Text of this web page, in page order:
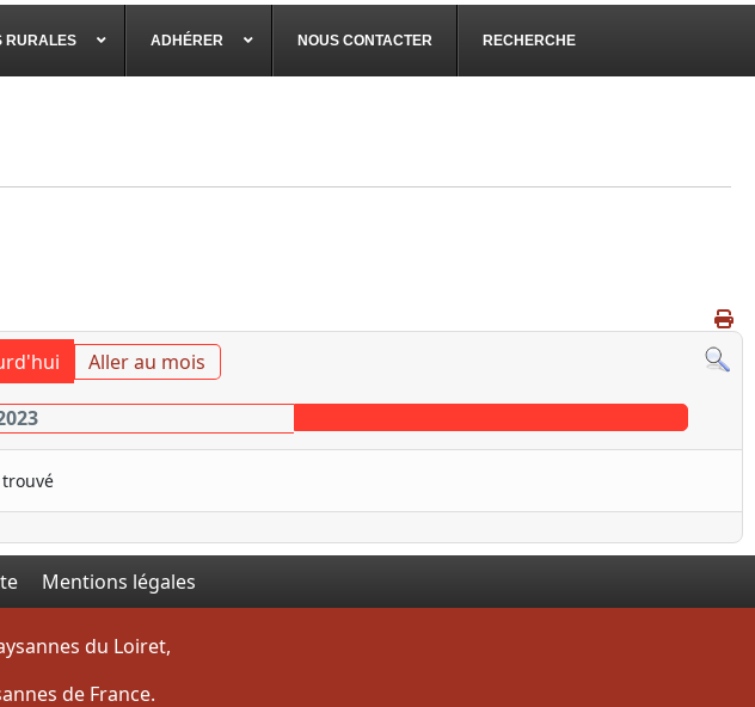
RURALES ADHÉRER NOUS CONTACTER RECHERCHE
Aller au mois
Mentions légales
du Loiret,
de France.